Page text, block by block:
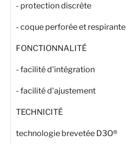
- protection discrète
- coque perforée et respirante
FONCTIONNALITÉ
- facilité d'intégration
- facilité d'ajustement
TECHNICITÉ
technologie brevetée D3O®